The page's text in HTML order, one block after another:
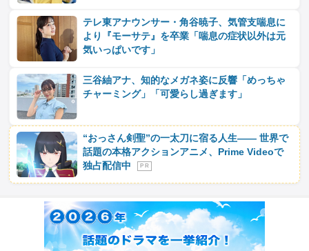
テレ東アナウンサー・角谷暁子、気管支喘息に
より『モーサテ』を卒業「喘息の症状以外は元
気いっぱいです」
三谷紬アナ、知的なメガネ姿に反響「めっちゃ
チャーミング」「可愛らし過ぎます」
“おっさん剣聖”の一太刀に宿る人生―― 世界で
話題の本格アクションアニメ、Prime Videoで
独占配信中
P R